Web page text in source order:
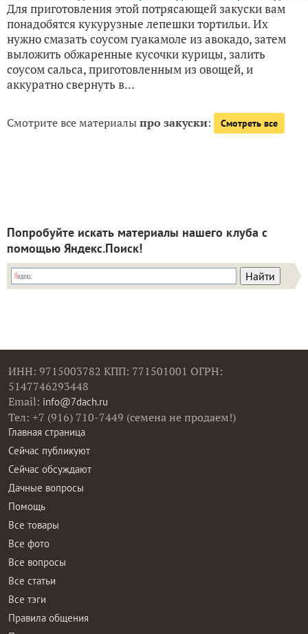
Для приготовления этой потрясающей закуски вам
понадобятся кукурузные лепешки тортильи. Их
нужно смазать соусом гуакамоле из авокадо, затем
выложить обжаренные кусочки курицы, залить
соусом сальса, приготовленным из овощей, и
аккуратно свернуть в...
Смотрите все материалыпро закуски: Смотреть все
Попробуйте искать материалы нашего клуба с
помощью Яндекс.Поиск!
ИНН: 9715003782 КПП: 771501001 ОГРН:
5147746293448
Email: info@7dach.ru
Тел: +7 (916) 710-7449 (семена не продаем!)
Главная страница
Сейчас публикуют
Сейчас обсуждают
Дачные вопросы
Помощь
Все товары
Все фото
Все вопросы
Все статьи
Все тэги
Правила общения